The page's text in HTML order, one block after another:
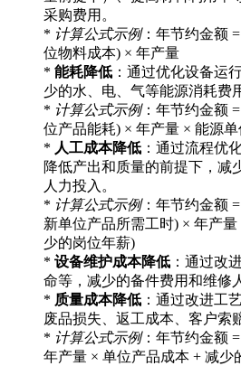
采购费用。
* 计算公式示例：年节约金额
位物料成本) × 年产量
* 能耗降低 ：通过优化设备运
少的水、电、气等能源消耗费
* 计算公式示例：年节约金额
位产品能耗) × 年产量 × 能源单
* 人工成本降低 ：通过流程优
降低产出和质量的前提下，减
人力投入。
* 计算公式示例：年节约金额
新单位产品所需工时) × 年产
少的岗位年薪)
* 设备维护成本降低 ：通过改
命等，减少的备件费用和维修
* 质量成本降低 ：通过改进工
废品损失、返工成本、客户索
* 计算公式示例：年节约金额
年产量 × 单位产品成本 + 减少